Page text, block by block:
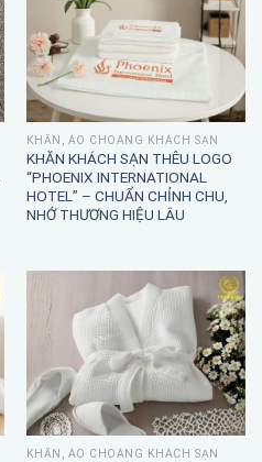
KHĂN, ÁO CHOÀNG KHÁCH SẠN
KHĂN KHÁCH SẠN THÊU LOGO
“PHOENIX INTERNATIONAL
HOTEL” – CHUẨN CHỈNH CHU,
NHỚ THƯƠNG HIỆU LÂU
KHĂN, ÁO CHOÀNG KHÁCH SẠN